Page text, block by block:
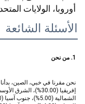
أوروبا، الولايات
الأسئلة الشائعة
1. من نحن